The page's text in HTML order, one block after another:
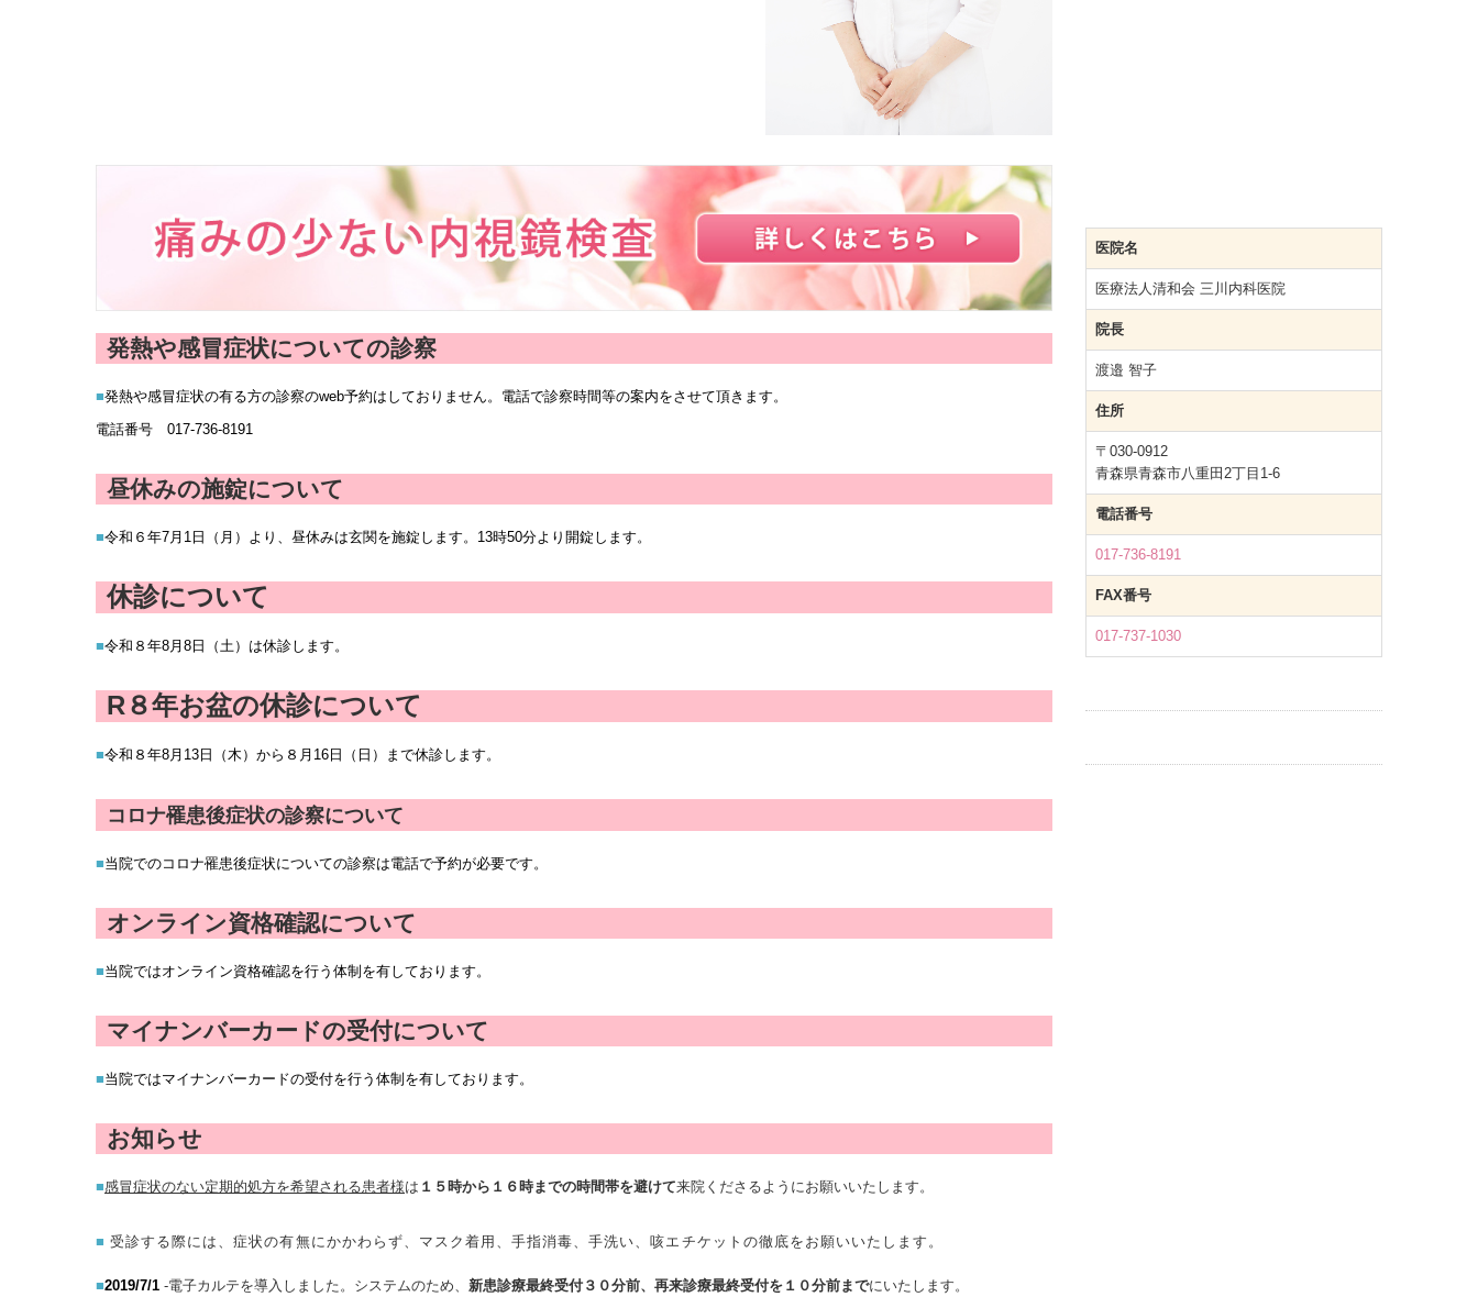
発熱や感冒症状についての診察
■発熱や感冒症状の有る方の診察のweb予約はしておりません。電話で診察時間等の案内をさせて頂きます。
電話番号 017-736-8191
昼休みの施錠について
■令和６年7月1 日（月 ） より、昼休みは玄関を施錠します。13時50分より開錠します。
休診について
■令和８年8月8 日 （土）は休診します。
R８年お盆の休診について
■令和８年8月13 日 （木）から８月16日（日） まで休診します。
コロナ罹患後症状の診察について
■当院でのコロナ罹患後症状についての診察は電話で予約が必要です。
オンライン資格確認について
■当院ではオンライン資格確認を行う体制を有しております。
マイナンバーカードの受付について
■当院ではマイナンバーカードの受付を行う体制を有しております。
お知らせ
■感冒症状のない定期的処方を希望される患者様は １５時から１６時までの時間帯を避けて来院くださるようにお願いいたします。
■ 受診する際には、症状の有無にかかわらず、マスク着用、手指消毒、手洗い、咳エチケットの徹底をお願いいたします。
■2019/7/1 -電子カルテを導入しました。システムのため、 新患診療最終受付３０分前、再来診療最終受付を１０分前までにいたします。
医院名
医療法人清和会 三川内科医院
院長
渡邉 智子
住所
〒030-0912
青森県青森市八重田2丁目1-6
電話番号
017-736-8191
FAX番号
017-737-1030